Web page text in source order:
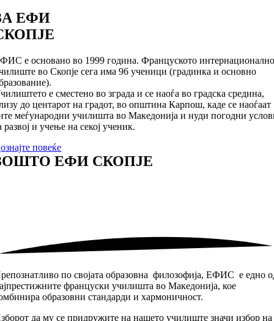
ЕФИ
е основано во 1999 година. Француското
во Скопје сега има 96 ученици (градинка и основно
е сместено во зграда и се наоѓа во градска средина,
до центарот на градот, во општина Карпош, каде се наоѓаат
меѓународни училишта во Македонија и нуди погодни
развој и учење на секој ученик.
повеќе
ЕФИ СКОПЈЕ
по својата образовна филозофија, ЕФИC е едно
француски училишта во Македонија, кое
образовни стандарди и хармоничност.
да му се придружите на нашето училиште значи избор на